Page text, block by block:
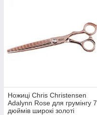
Ножиці Chris Christensen
Adalynn Rose для грумінгу 7
дюймів широкі золоті